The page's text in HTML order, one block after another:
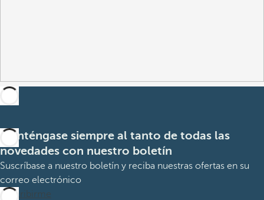
Manténgase siempre al tanto de todas las
novedades con nuestro boletín
Suscríbase a nuestro boletín y reciba nuestras ofertas en su
correo electrónico
Suscribirme